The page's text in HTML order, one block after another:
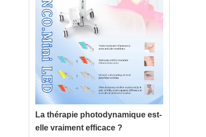
La thérapie photodynamique est-
elle vraiment efficace ?